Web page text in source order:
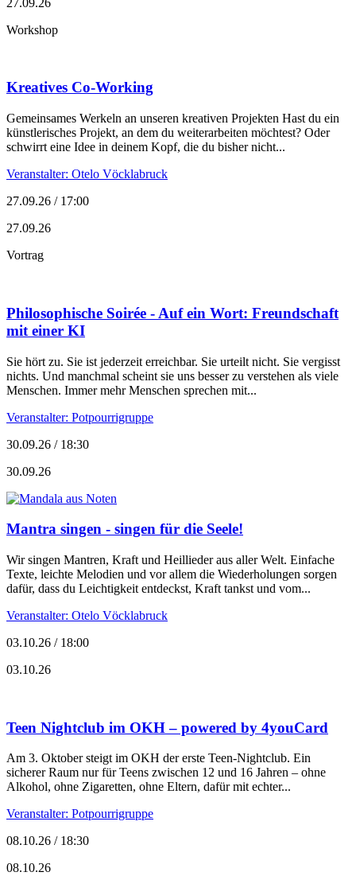
Workshop
Kreatives Co-Working
Gemeinsames Werkeln an unseren kreativen Projekten Hast du ein
künstlerisches Projekt, an dem du weiterarbeiten möchtest? Oder
schwirrt eine Idee in deinem Kopf, die du bisher nicht...
Veranstalter: Otelo Vöcklabruck
27.09.26 / 17:00
27.09.26
Vortrag
Philosophische Soirée - Auf ein Wort: Freundschaft
mit einer KI
Sie hört zu. Sie ist jederzeit erreichbar. Sie urteilt nicht. Sie vergisst
nichts. Und manchmal scheint sie uns besser zu verstehen als viele
Menschen. Immer mehr Menschen sprechen mit...
Veranstalter: Potpourrigruppe
30.09.26 / 18:30
30.09.26
Mantra singen - singen für die Seele!
Wir singen Mantren, Kraft und Heillieder aus aller Welt. Einfache
Texte, leichte Melodien und vor allem die Wiederholungen sorgen
dafür, dass du Leichtigkeit entdeckst, Kraft tankst und vom...
Veranstalter: Otelo Vöcklabruck
03.10.26 / 18:00
03.10.26
Teen Nightclub im OKH – powered by 4youCard
Am 3. Oktober steigt im OKH der erste Teen-Nightclub. Ein
sicherer Raum nur für Teens zwischen 12 und 16 Jahren – ohne
Alkohol, ohne Zigaretten, ohne Eltern, dafür mit echter...
Veranstalter: Potpourrigruppe
08.10.26 / 18:30
08.10.26